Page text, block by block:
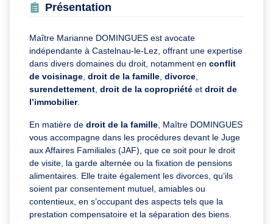
Présentation
Maître Marianne DOMINGUES est avocate
indépendante à Castelnau-le-Lez, offrant une expertise
dans divers domaines du droit, notamment en conflit
de voisinage droit de la famille divorce
surendettement droit de la copropriété et droit de
l’immobilier.
En matière de droit de la famille , Maître DOMINGUES
vous accompagne dans les procédures devant le Juge
aux Affaires Familiales (JAF), que ce soit pour le droit
de visite, la garde alternée ou la fixation de pensions
alimentaires. Elle traite également les divorces, qu’ils
soient par consentement mutuel, amiables ou
contentieux, en s’occupant des aspects tels que la
prestation compensatoire et la séparation des biens.